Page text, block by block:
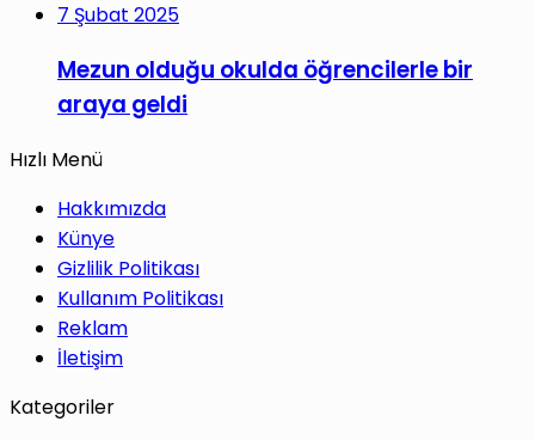
7 Şubat 2025
Mezun olduğu okulda öğrencilerle bir
araya geldi
Hızlı Menü
Hakkımızda
Künye
Gizlilik Politikası
Kullanım Politikası
Reklam
İletişim
Kategoriler